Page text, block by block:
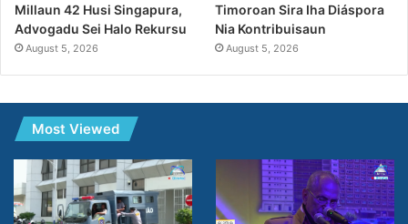
Millaun 42 Husi Singapura,
Advogadu Sei Halo Rekursu
August 5, 2026
Timoroan Sira Iha Diáspora
Nia Kontribuisaun
August 5, 2026
Most Viewed